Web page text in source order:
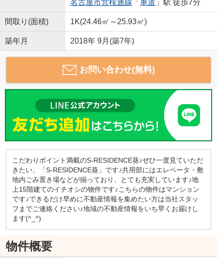
名古屋市営桜通線 「 車道 」駅 徒歩7分
間取り(面積) 1K(24.46㎡～25.93㎡)
築年月 2018年 9月(築7年)
お問い合わせ(無料)
こだわりポイント満載のS-RESIDENCE葵♪ぜひ一度見ていただ
きたい、「S-RESIDENCE葵」です♪共用部にはエレベータ・敷
地内ごみ置き場などが揃っており、とても充実しています♪地
上15階建てのイチオシの物件です♪こちらの物件はマンション
です♪できるだけ早めに不動産情報を集めたい方は当社スタッ
フまでご連絡ください♪地域の不動産情報をいち早くお届けし
ます(^_^)
物件概要